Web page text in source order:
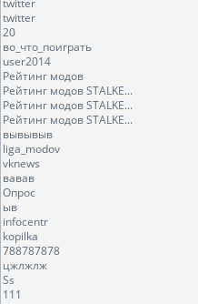
twitter
twitter
20
во_что_поиграть
user2014
Рейтинг модов
Рейтинг модов STALKE...
Рейтинг модов STALKE...
Рейтинг модов STALKE...
вывывыв
liga_modov
vknews
вавав
Опрос
ыв
infocentr
kopilka
788787878
цжлжлж
Ss
111